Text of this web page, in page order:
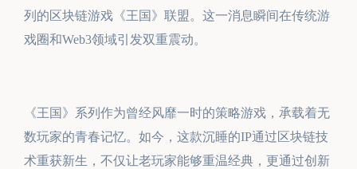
列的区块链游戏《王国》联盟。这一消息瞬间在传统游
戏圈和Web3领域引发双重震动。
《王国》系列作为曾经风靡一时的策略游戏，承载着无
数玩家的青春记忆。如今，这款沉睡的IP通过区块链技
术重获新生，不仅让老玩家能够重温经典，更通过创新